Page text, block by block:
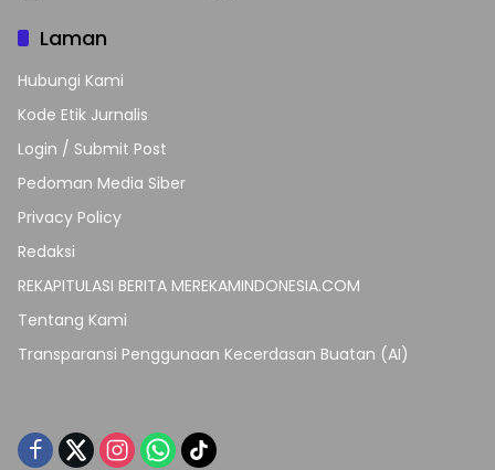
Laman
Hubungi Kami
Kode Etik Jurnalis
Login / Submit Post
Pedoman Media Siber
Privacy Policy
Redaksi
REKAPITULASI BERITA MEREKAMINDONESIA.COM
Tentang Kami
Transparansi Penggunaan Kecerdasan Buatan (AI)